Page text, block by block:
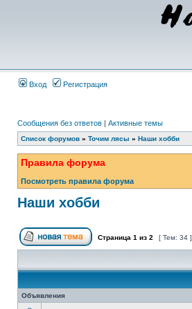
Вход Регистрация
Сообщения без ответов | Активные темы
Список форумов » Точим лясы » Наши хобби
Правила форума
Посмотреть правила форума
Наши хобби
Страница 1 из 2 [ Тем: 34 ]
Объявления